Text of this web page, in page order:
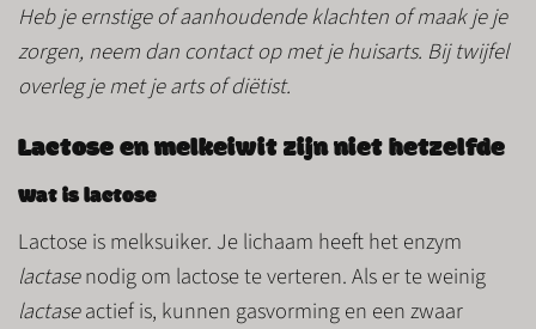
Heb je ernstige of aanhoudende klachten of maak je je
zorgen, neem dan contact op met je huisarts. Bij twijfel
overleg je met je arts of diëtist.
Lactose en melkeiwit zijn niet hetzelfde
Wat is lactose
Lactose is melksuiker. Je lichaam heeft het enzym
lactasenodig om lactose te verteren. Als er te weinig
lactaseactief is, kunnen gasvorming en een zwaar